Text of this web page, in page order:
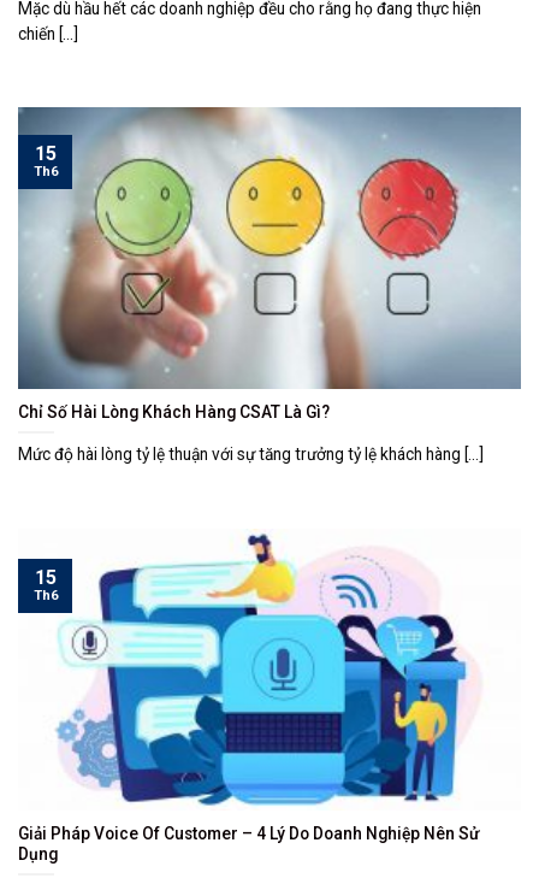
Mặc dù hầu hết các doanh nghiệp đều cho rằng họ đang thực hiện
chiến [...]
Chỉ Số Hài Lòng Khách Hàng CSAT Là Gì?
Mức độ hài lòng tỷ lệ thuận với sự tăng trưởng tỷ lệ khách hàng [...]
15
Th6
Giải Pháp Voice Of Customer – 4 Lý Do Doanh Nghiệp Nên Sử
Dụng
15
Th6